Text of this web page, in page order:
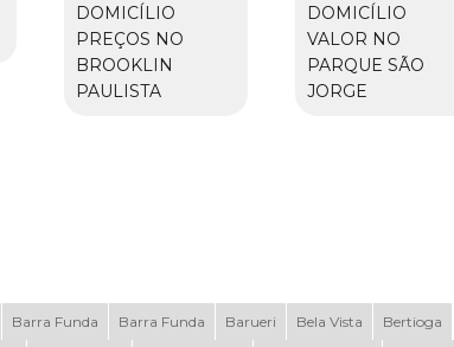
DOMICÍLIO
PREÇOS NO
BROOKLIN
PAULISTA
DOMICÍLIO
VALOR NO
PARQUE SÃO
JORGE
Barra Funda Barra Funda Barueri Bela Vista Bertioga